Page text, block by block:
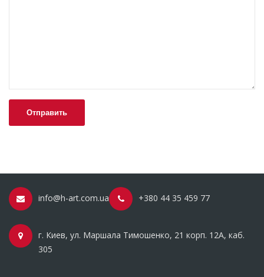
info@h-art.com.ua +380 44 35 459 77
г. Киев, ул. Маршала Тимошенко, 21 корп. 12А, каб.
305